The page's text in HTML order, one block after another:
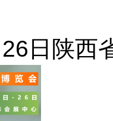
日 陕西